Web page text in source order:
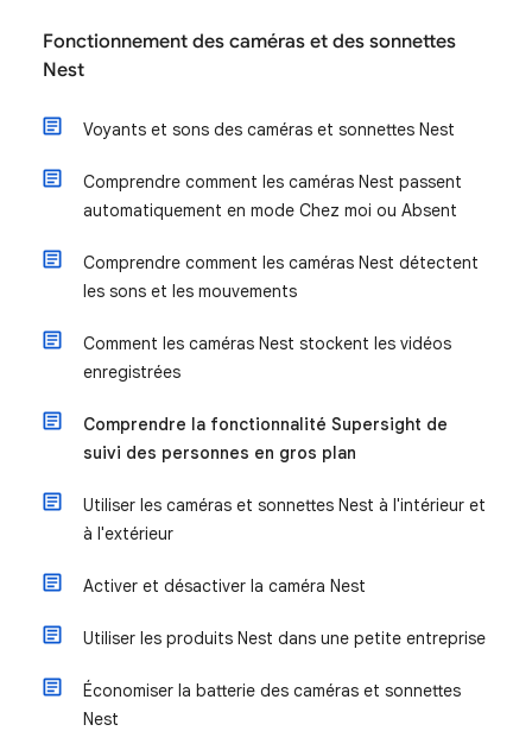
Fonctionnement des caméras et des sonnettes
Nest
Voyants et sons des caméras et sonnettes Nest
Comprendre comment les caméras Nest passent
automatiquement en mode Chez moi ou Absent
Comprendre comment les caméras Nest détectent
les sons et les mouvements
Comment les caméras Nest stockent les vidéos
enregistrées
Comprendre la fonctionnalité Supersight de
suivi des personnes en gros plan
Utiliser les caméras et sonnettes Nest à l'intérieur et
à l'extérieur
Activer et désactiver la caméra Nest
Utiliser les produits Nest dans une petite entreprise
Économiser la batterie des caméras et sonnettes
Nest